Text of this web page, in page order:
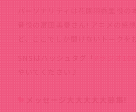
パーソナリティは花園羽香里役の
音役の富田美憂さん! アニメの感
ど、ここでしか聞けないトークを
SNSはハッシュタグ「
やいてください♪
メッセージ大大大大大募集!